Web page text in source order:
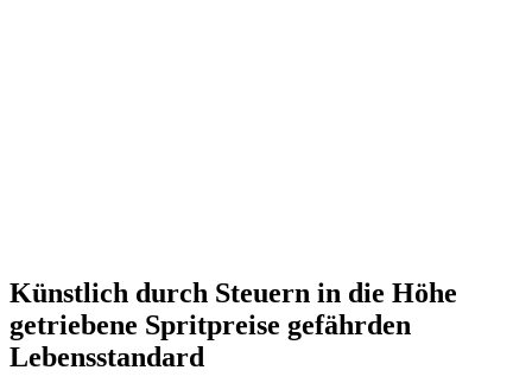
Künstlich durch Steuern in die Höhe
getriebene Spritpreise gefährden
Lebensstandard